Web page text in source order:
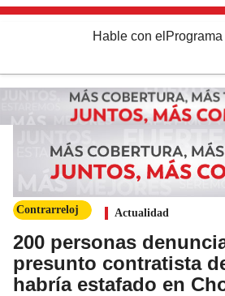
Hable con el Programa
Contrarreloj Actualidad
200 personas
presunto contratista
habría estafado en